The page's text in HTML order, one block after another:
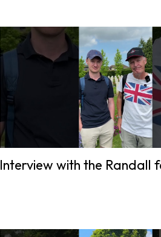
Interview with the Randall